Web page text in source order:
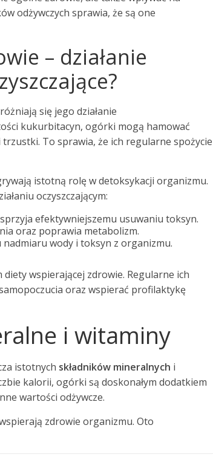
odżywczych sprawia, że są one
– działanie
się jego działanie
kukurbitacyn, ogórki mogą hamować
To sprawia, że ich regularne spożycie
istotną rolę w detoksykacji organizmu.
oczyszczającym:
efektywniejszemu usuwaniu toksyn.
oraz poprawia metabolizm.
wody i toksyn z organizmu.
wspierającej zdrowie. Regularne ich
oraz wspierać profilaktykę
i witaminy
istotnych składników mineralnych i
kalorii, ogórki są doskonałym dodatkiem
wartości odżywcze.
zdrowie organizmu. Oto